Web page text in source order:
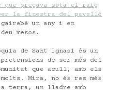
que pregava sota el raig
la finestra del pavelló
un any i en
mesos.
de Sant Ignasi és un
de ser més del
que acull, amb els
Mira, no és res més
a terra, un lladre amb